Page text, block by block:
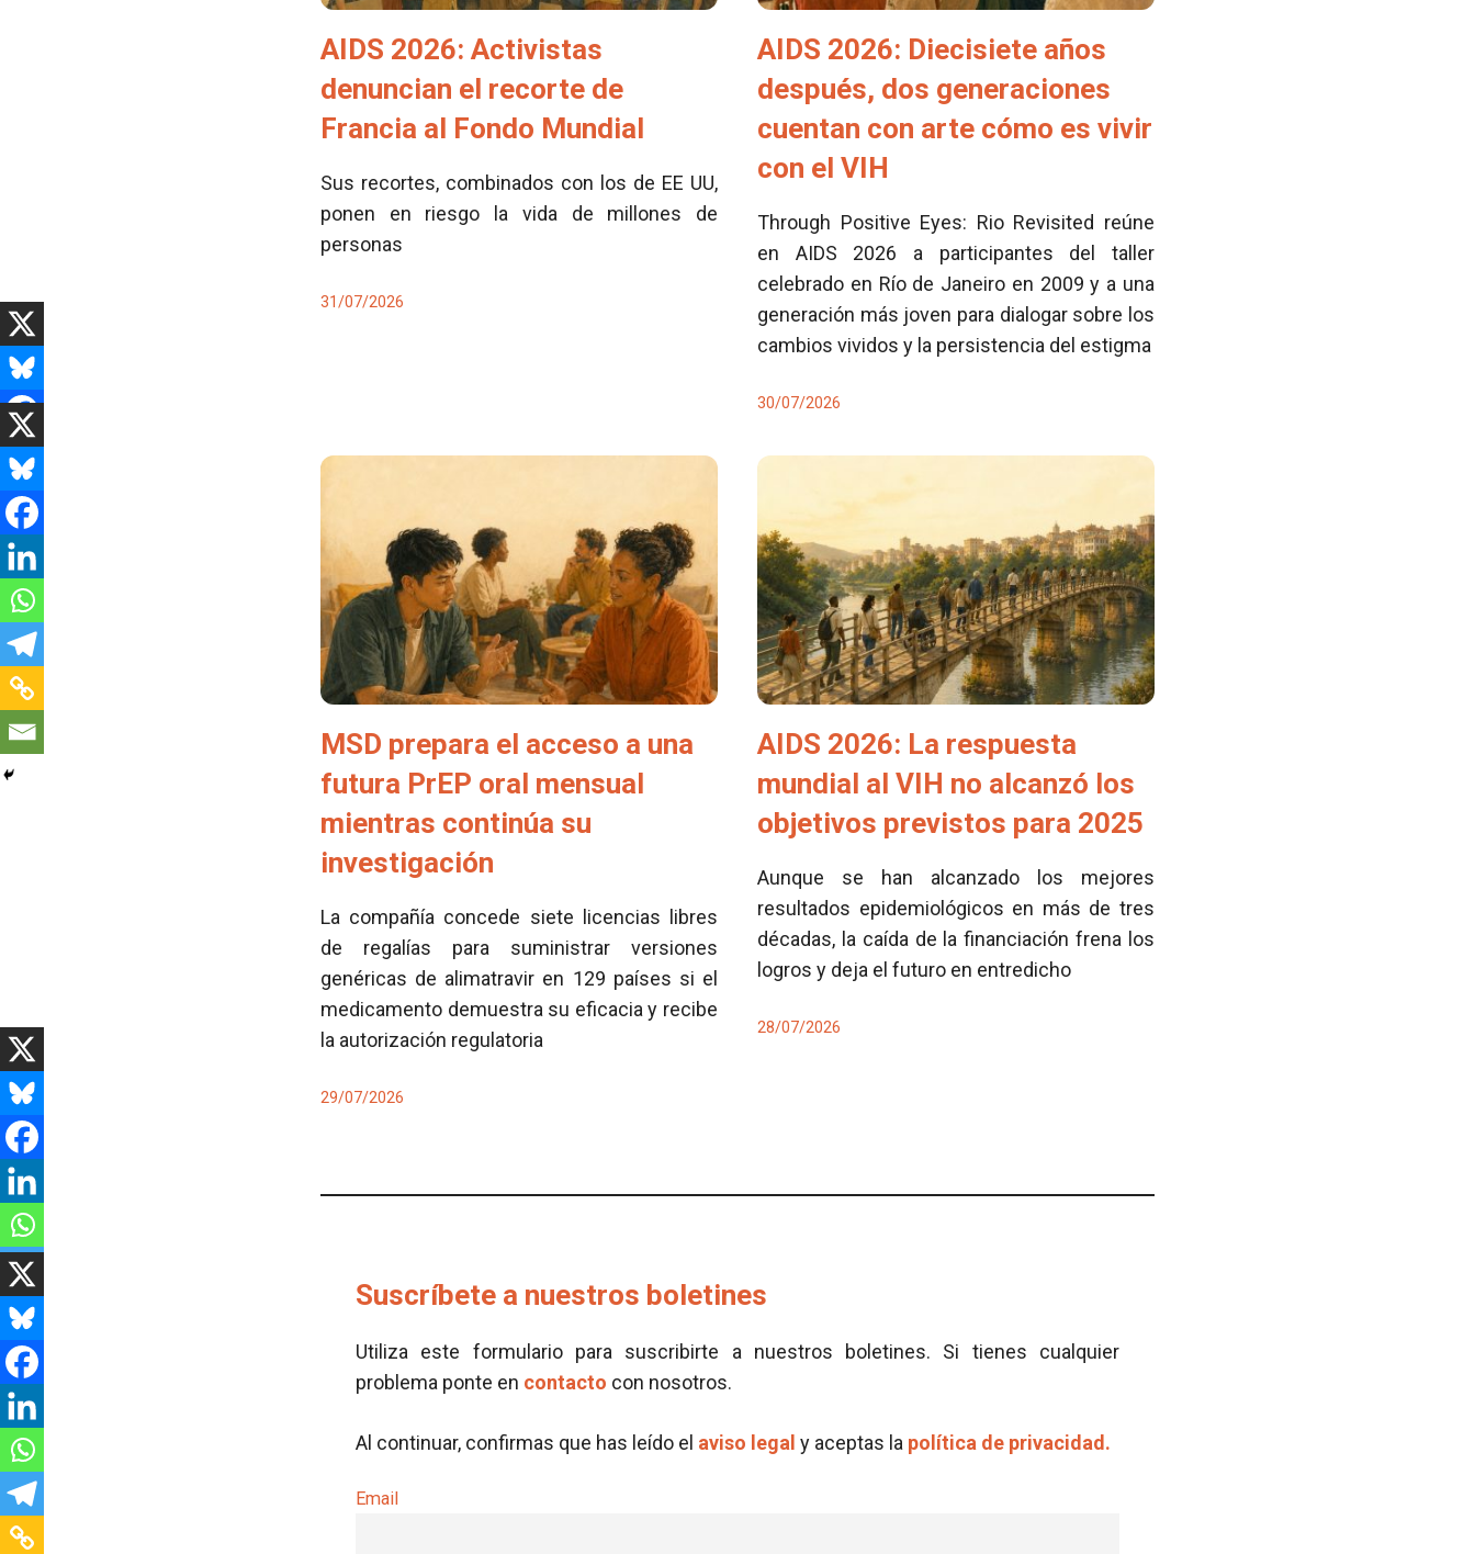
AIDS 2026: Activistas
denuncian el recorte de
Francia al Fondo Mundial
Sus recortes, combinados con los de EE UU,
ponen en riesgo la vida de millones de
personas
31/07/2026
AIDS 2026: Diecisiete años
después, dos generaciones
cuentan con arte cómo es vivir
con el VIH
Through Positive Eyes: Rio Revisited reúne
en AIDS 2026 a participantes del taller
celebrado en Río de Janeiro en 2009 y a una
generación más joven para dialogar sobre los
cambios vividos y la persistencia del estigma
30/07/2026
MSD prepara el acceso a una
futura PrEP oral mensual
mientras continúa su
investigación
La compañía concede siete licencias libres
de regalías para suministrar versiones
genéricas de alimatravir en 129 países si el
medicamento demuestra su eficacia y recibe
la autorización regulatoria
29/07/2026
AIDS 2026: La respuesta
mundial al VIH no alcanzó los
objetivos previstos para 2025
Aunque se han alcanzado los mejores
resultados epidemiológicos en más de tres
décadas, la caída de la financiación frena los
logros y deja el futuro en entredicho
28/07/2026
Suscríbete a nuestros boletines
Utiliza este formulario para suscribirte a nuestros boletines. Si tienes cualquier
problema ponte en contacto con nosotros.
Al continuar, confirmas que has leído el aviso legal y aceptas la política de privacidad.
Email